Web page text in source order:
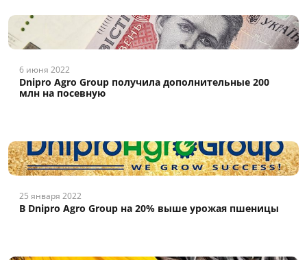
6 июня 2022
Dnipro Agro Group получила дополнительные 200
млн на посевную
25 января 2022
В Dnipro Agro Group на 20% выше урожая пшеницы